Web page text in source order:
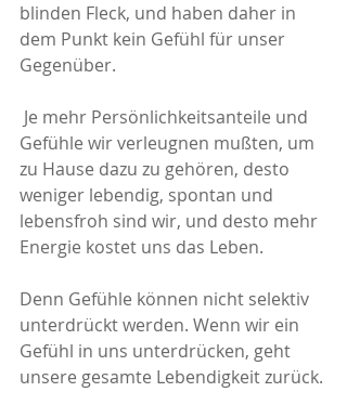
blinden Fleck, und haben daher in
dem Punkt kein Gefühl für unser
Gegenüber.
Gefühle wir verleugnen mußten, um
zu Hause dazu zu gehören, desto
weniger lebendig, spontan und
lebensfroh sind wir, und desto mehr
Energie kostet uns das Leben.
Denn Gefühle können nicht selektiv
unterdrückt werden. Wenn wir ein
Gefühl in uns unterdrücken, geht
unsere gesamte Lebendigkeit zurück.